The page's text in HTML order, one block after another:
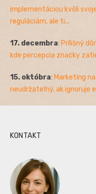
implementáciou kvôli
reguláciám, ale ti...
17. decembra: Prílišný
kde percepcia značky
15. októbra: Marketing
neudržateľný, ak ignoruje
KONTAKT